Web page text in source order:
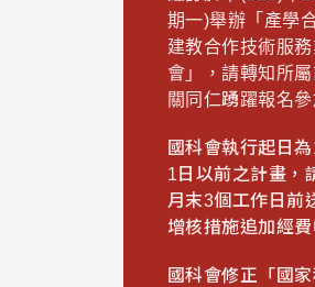
期一)舉辦「產學
建教合作技術服
會」，請轉知所
關同仁踴躍報名參
國科會執行起日
1日以前之計畫，
月末3個工作日前
增核措施追加經費
國科會修正「國